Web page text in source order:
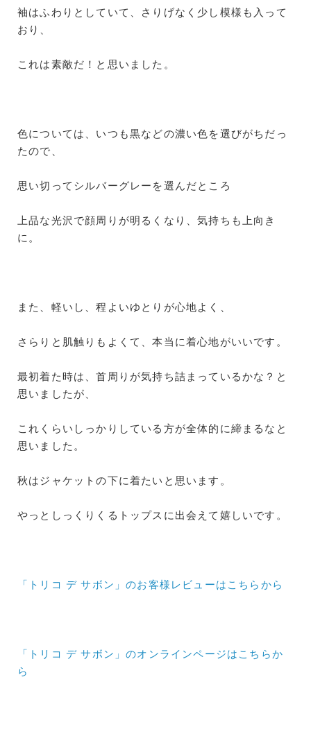
袖はふわりとしていて、さりげなく少し模様も入って
おり、
これは素敵だ！と思いました。
色については、いつも黒などの濃い色を選びがちだっ
たので、
思い切ってシルバーグレーを選んだところ
上品な光沢で顔周りが明るくなり、気持ちも上向き
に。
また、軽いし、程よいゆとりが心地よく、
さらりと肌触りもよくて、本当に着心地がいいです。
最初着た時は、首周りが気持ち詰まっているかな？と
思いましたが、
これくらいしっかりしている方が全体的に締まるなと
思いました。
秋はジャケットの下に着たいと思います。
やっとしっくりくるトップスに出会えて嬉しいです。
「トリコ デ サボン」のお客様レビューはこちらから
「トリコ デ サボン」のオンラインページはこちらか
ら